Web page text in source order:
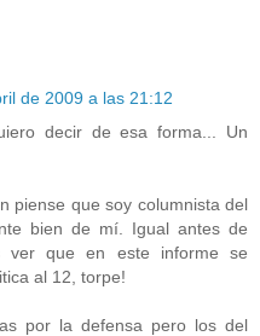
de 2009 a las 21:12
decir de esa forma... Un
piense que soy columnista del
bien de mí. Igual antes de
ver que en este informe se
al 12, torpe!
por la defensa pero los del